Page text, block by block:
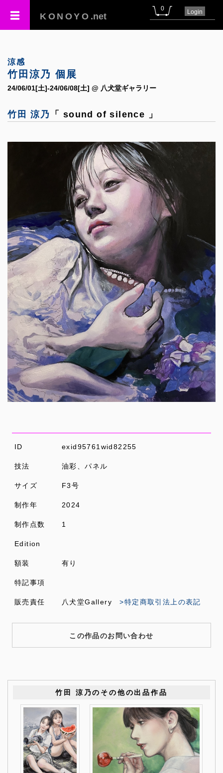
KONOYO .net
0 Login
涼感
竹田涼乃 個展
24/06/01[土]-24/06/08[土] @ 八犬堂ギャラリー
竹田 涼乃 「 sound of silence 」
ID exid95761wid82255
技法 油彩、パネル
サイズ F3号
制作年 2024
制作点数 1
Edition
額装 有り
特記事項
販売責任 八犬堂Gallery>特定商取引法上の表記
この作品のお問い合わせ
竹田 涼乃のその他の出品作品